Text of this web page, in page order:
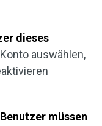
dieses
auswählen,
Benutzer müssen